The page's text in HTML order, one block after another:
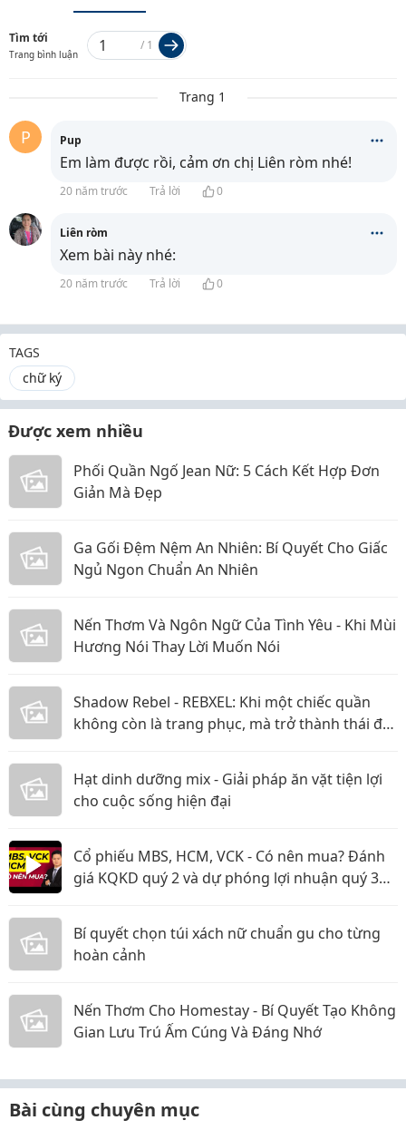
Tìm tới
Trang bình luận
/ 1
Trang 1
P Pup
Em làm được rồi, cảm ơn chị Liên ròm nhé!
20 năm trước Trả lời 0
Liên ròm
Xem bài này nhé:
20 năm trước Trả lời 0
TAGS
chữ ký
Được xem nhiều
Phối Quần Ngố Jean Nữ: 5 Cách Kết Hợp Đơn
Giản Mà Đẹp
Ga Gối Đệm Nệm An Nhiên: Bí Quyết Cho Giấc
Ngủ Ngon Chuẩn An Nhiên
Nến Thơm Và Ngôn Ngữ Của Tình Yêu - Khi Mùi
Hương Nói Thay Lời Muốn Nói
Shadow Rebel - REBXEL: Khi một chiếc quần
không còn là trang phục, mà trở thành thái độ
Hạt dinh dưỡng mix - Giải pháp ăn vặt tiện lợi
cho cuộc sống hiện đại
Cổ phiếu MBS, HCM, VCK - Có nên mua? Đánh
giá KQKD quý 2 và dự phóng lợi nhuận quý 3
Bí quyết chọn túi xách nữ chuẩn gu cho từng
hoàn cảnh
Nến Thơm Cho Homestay - Bí Quyết Tạo Không
Gian Lưu Trú Ấm Cúng Và Đáng Nhớ
Bài cùng chuyên mục